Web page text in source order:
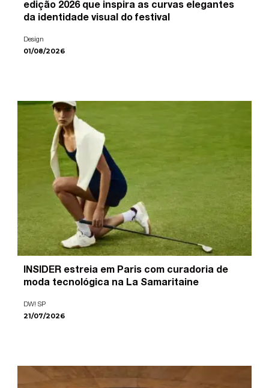
edição 2026 que inspira as curvas elegantes
da identidade visual do festival
Design
01/08/2026
INSIDER estreia em Paris com curadoria de
moda tecnológica na La Samaritaine
DW! SP
21/07/2026